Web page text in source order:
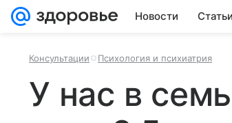
Новости Статьи
Консультации Психология и психиатрия
У нас в